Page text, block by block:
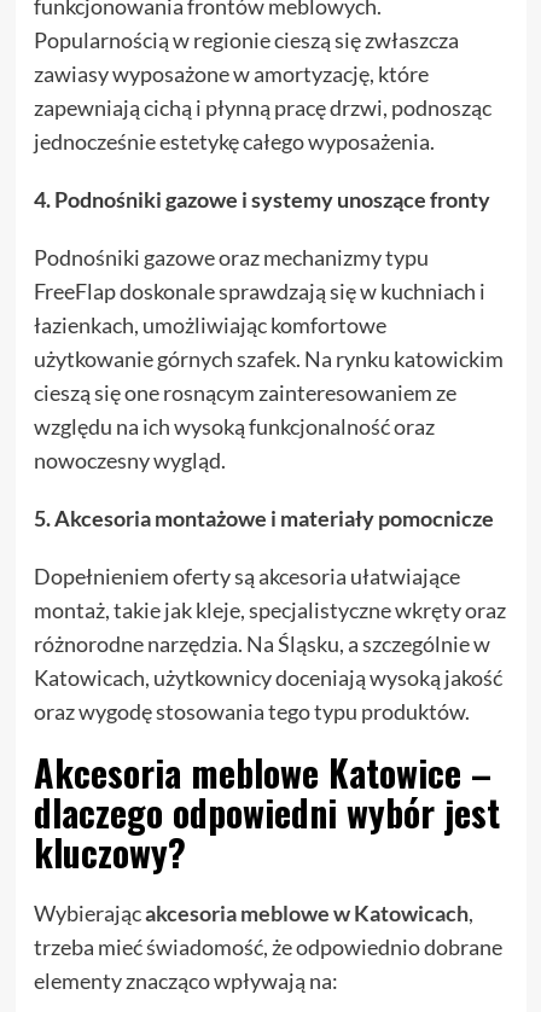
funkcjonowania frontów meblowych.
Popularnością w regionie cieszą się zwłaszcza
zawiasy wyposażone w amortyzację, które
zapewniają cichą i płynną pracę drzwi, podnosząc
jednocześnie estetykę całego wyposażenia.
4. Podnośniki gazowe i systemy unoszące fronty
Podnośniki gazowe oraz mechanizmy typu
FreeFlap doskonale sprawdzają się w kuchniach i
łazienkach, umożliwiając komfortowe
użytkowanie górnych szafek. Na rynku katowickim
cieszą się one rosnącym zainteresowaniem ze
względu na ich wysoką funkcjonalność oraz
nowoczesny wygląd.
5. Akcesoria montażowe i materiały pomocnicze
Dopełnieniem oferty są akcesoria ułatwiające
montaż, takie jak kleje, specjalistyczne wkręty oraz
różnorodne narzędzia. Na Śląsku, a szczególnie w
Katowicach, użytkownicy doceniają wysoką jakość
oraz wygodę stosowania tego typu produktów.
Akcesoria meblowe Katowice –
dlaczego odpowiedni wybór jest
kluczowy?
Wybierającakcesoria meblowe w Katowicach,
trzeba mieć świadomość, że odpowiednio dobrane
elementy znacząco wpływają na: